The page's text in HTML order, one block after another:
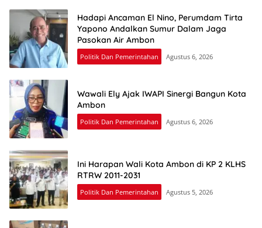
Hadapi Ancaman El Nino, Perumdam Tirta
Yapono Andalkan Sumur Dalam Jaga
Pasokan Air Ambon
Politik Dan Pemerintahan Agustus 6, 2026
Wawali Ely Ajak IWAPI Sinergi Bangun Kota
Ambon
Politik Dan Pemerintahan Agustus 6, 2026
Ini Harapan Wali Kota Ambon di KP 2 KLHS
RTRW 2011-2031
Politik Dan Pemerintahan Agustus 5, 2026